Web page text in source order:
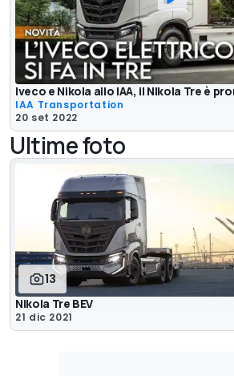
Iveco e Nikola allo IAA, il NIkola Tre è
IAA Transportation
20 set 2022
Ultime foto
13
Nikola Tre BEV
21 dic 2021